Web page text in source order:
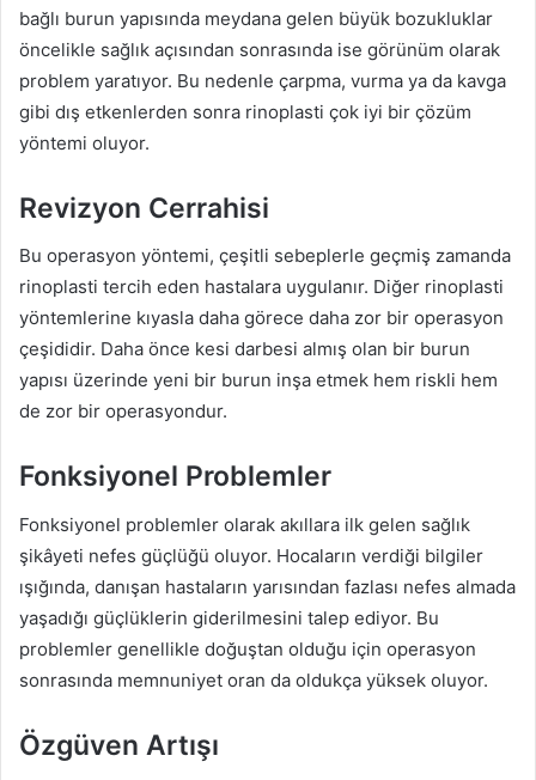
bağlı burun yapısında meydana gelen büyük bozukluklar
öncelikle sağlık açısından sonrasında ise görünüm olarak
problem yaratıyor. Bu nedenle çarpma, vurma ya da kavga
gibi dış etkenlerden sonra rinoplasti çok iyi bir çözüm
yöntemi oluyor.
Revizyon Cerrahisi
Bu operasyon yöntemi, çeşitli sebeplerle geçmiş zamanda
rinoplasti tercih eden hastalara uygulanır. Diğer rinoplasti
yöntemlerine kıyasla daha görece daha zor bir operasyon
çeşididir. Daha önce kesi darbesi almış olan bir burun
yapısı üzerinde yeni bir burun inşa etmek hem riskli hem
de zor bir operasyondur.
Fonksiyonel Problemler
Fonksiyonel problemler olarak akıllara ilk gelen sağlık
şikâyeti nefes güçlüğü oluyor. Hocaların verdiği bilgiler
ışığında, danışan hastaların yarısından fazlası nefes almada
yaşadığı güçlüklerin giderilmesini talep ediyor. Bu
problemler genellikle doğuştan olduğu için operasyon
sonrasında memnuniyet oran da oldukça yüksek oluyor.
Özgüven Artışı